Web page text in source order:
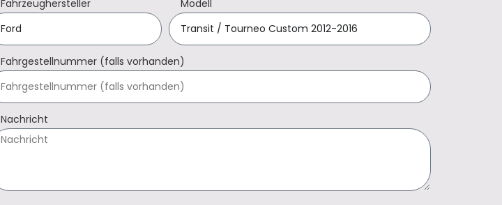
Fahrzeughersteller Modell
Fahrgestellnummer (falls vorhanden)
Nachricht